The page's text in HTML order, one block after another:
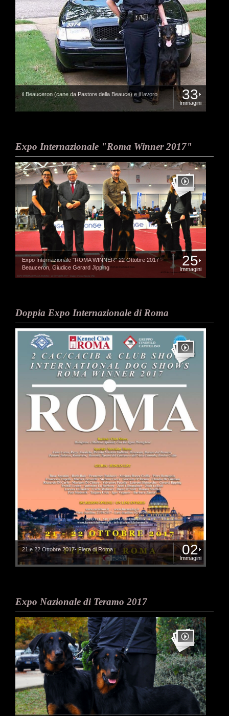
il Beauceron (cane da Pastore della Beauce) e il lavoro 33
Immagini
Expo Internazionale "Roma Winner 2017"
Expo Internazionale "ROMA WINNER" 22 Ottobre 2017 -
Beauceron, Giudice Gerard Jipping
25
Immagini
Doppia Expo Internazionale di Roma
21 e 22 Ottobre 2017- Fiera di Roma 02
Immagini
Expo Nazionale di Teramo 2017